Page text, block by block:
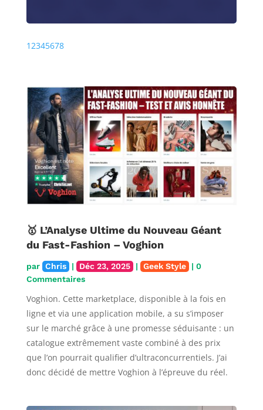
12345678
🥇 L’Analyse Ultime du Nouveau Géant
du Fast-Fashion – Voghion
par Chris | Déc 23, 2025 | Geek Style | 0
Commentaires
Voghion. Cette marketplace, disponible à la fois en
ligne et via une application mobile, a su s’imposer
sur le marché grâce à une promesse séduisante : un
catalogue extrêmement vaste combiné à des prix
que l’on pourrait qualifier d’ultraconcurrentiels. J’ai
donc décidé de mettre Voghion à l’épreuve du réel.